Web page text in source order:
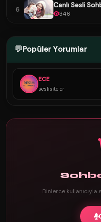
6
346
💬Popüler Yorumlar
ECE
seslisiteler
Binlerce